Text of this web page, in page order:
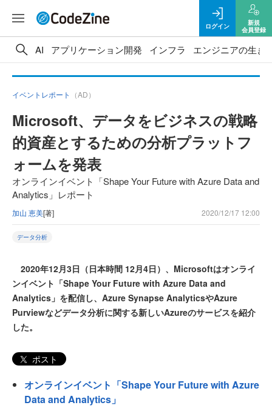
ログイン
新規
会員登録
AI アプリケーション開発 インフラ エンジニアの生き
イベントレポート （AD）
Microsoft、データをビジネスの戦略
的資産とするための分析プラットフ
ォームを発表
オンラインイベント「Shape Your Future with Azure Data and
Analytics」レポート
加山 恵美[著] 2020/12/17 12:00
データ分析
2020年12月3日（日本時間 12月4日）、Microsoftはオンライ
ンイベント「Shape Your Future with Azure Data and
Analytics」を配信し、Azure Synapse AnalyticsやAzure
Purviewなどデータ分析に関する新しいAzureのサービスを紹介
した。
ポスト
オンラインイベント「Shape Your Future with Azure
Data and Analytics」